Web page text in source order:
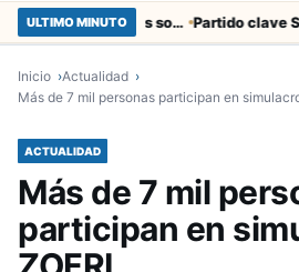
ULTIMO MINUTO
Inicio
Actualidad
Más de 7 mil personas participan en
ACTUALIDAD
Más de 7 mil
participan en